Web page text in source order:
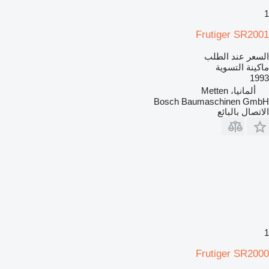
1
Frutiger SR2001
السعر عند الطلب
ماكينة التسوية
1993
ألمانيا، Metten
Bosch Baumaschinen GmbH
الاتصال بالبائع
1
Frutiger SR2000